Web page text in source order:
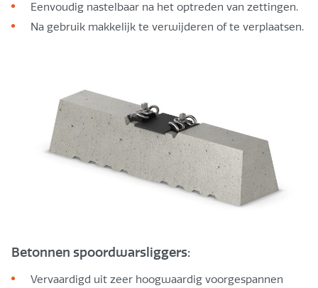
Eenvoudig nastelbaar na het optreden van zettingen.
Na gebruik makkelijk te verwijderen of te verplaatsen.
Betonnen spoordwarsliggers:
Vervaardigd uit zeer hoogwaardig voorgespannen